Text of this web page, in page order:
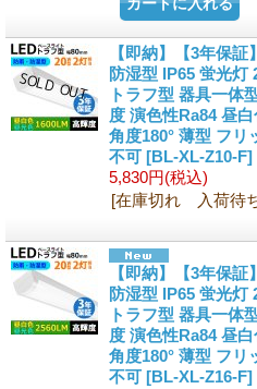
【即納】【3年保
防湿型 IP65 蛍光灯
トラフ型 器具一体
度 演色性Ra84 昼
角度180° 薄型 フリ
不可 [BL-XL-Z10-F]
5,830円(税込)
[在庫切れ 入荷待
【即納】【3年保
防湿型 IP65 蛍光灯
トラフ型 器具一体
度 演色性Ra84 昼
角度180° 薄型 フリ
不可 [BL-XL-Z16-F]